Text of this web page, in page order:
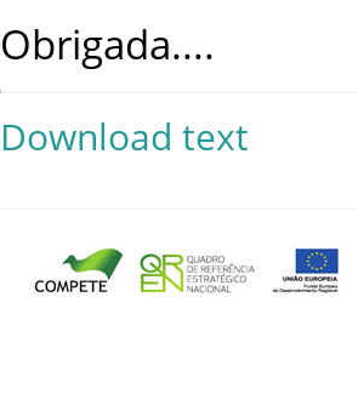
Obrigada....
Download text